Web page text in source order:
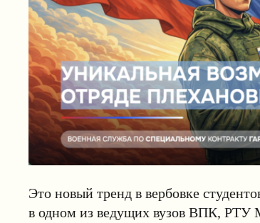
Это новый тренд в вербовке
в одном из ведущих вузов ВПК,